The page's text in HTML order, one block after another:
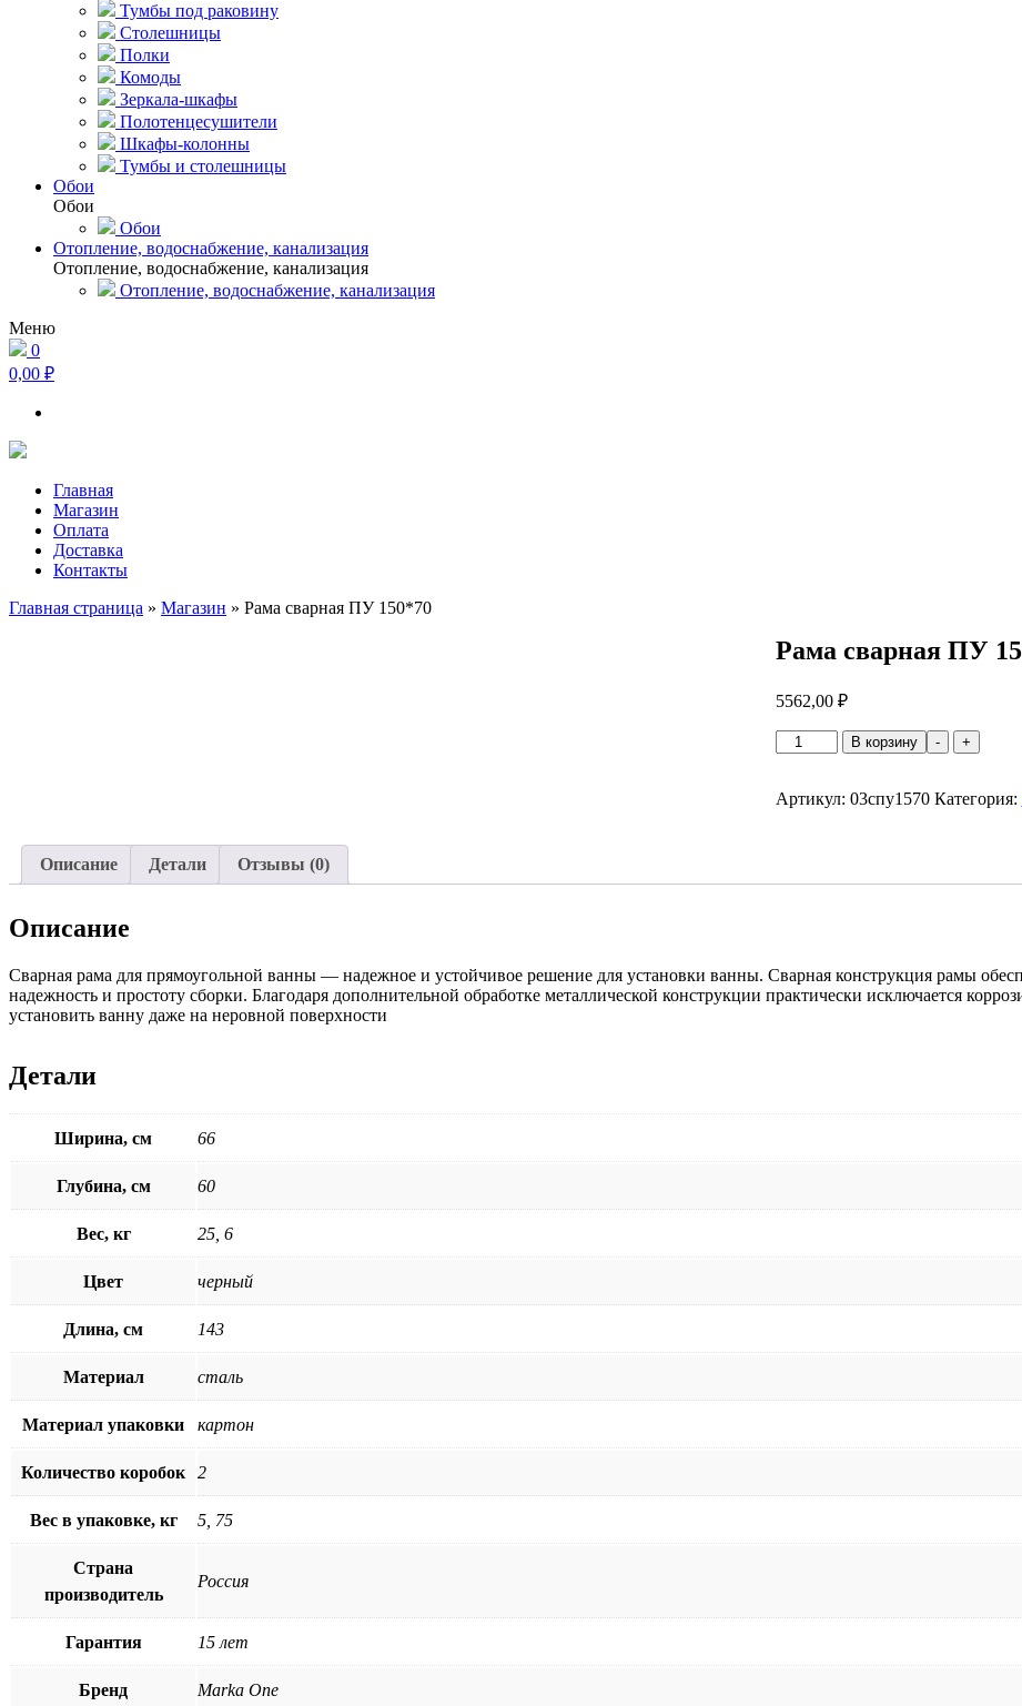
Тумбы под раковину
Столешницы
Полки
Комоды
Зеркала-шкафы
Полотенцесушители
Шкафы-колонны
Тумбы и столешницы
Обои
Обои
Обои
Отопление, водоснабжение, канализация
Отопление, водоснабжение, канализация
Отопление, водоснабжение, канализация
Меню
0
0,00 ₽
Главная
Магазин
Оплата
Доставка
Контакты
Главная страница » Магазин » Рама сварная ПУ 150*70
Рама сварная ПУ
5562,00 ₽
-
Количество
товара
сварная
+
В корзину
Артикул: 03спу1570 Категория:
Описание Детали Отзывы (0)
Описание
Сварная рама для прямоугольной ванны — надежное и устойчивое решение для установки ванны. Сварная конструкция рамы
надежность и простоту сборки. Благодаря дополнительной обработке металлической конструкции практически исключается
установить ванну даже на неровной поверхности
Детали
Ширина, см 66
Глубина, см 60
Вес, кг 25, 6
Цвет черный
Длина, см 143
Материал сталь
Материал упаковки картон
Количество коробок 2
Вес в упаковке, кг 5, 75
Страна
производитель
Россия
Гарантия 15 лет
Бренд Marka One